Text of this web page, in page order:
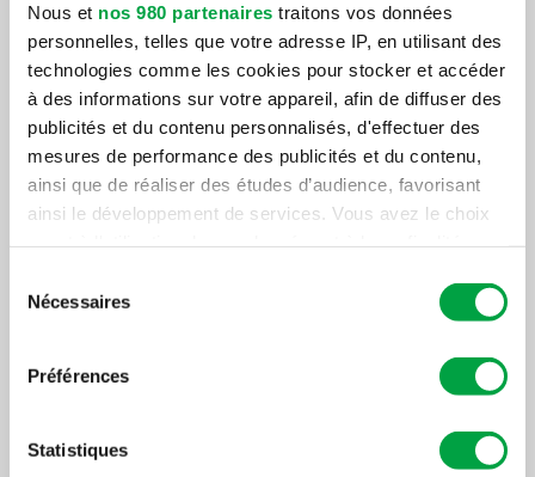
Nous et nos 980 partenaires traitons vos données
personnelles, telles que votre adresse IP, en utilisant des
technologies comme les cookies pour stocker et accéder
à des informations sur votre appareil, afin de diffuser des
publicités et du contenu personnalisés, d'effectuer des
mesures de performance des publicités et du contenu,
ainsi que de réaliser des études d’audience, favorisant
ainsi le développement de services. Vous avez le choix
tout moment en consultant la Déclaration relative aux
cookies ou en cliquant sur l'icône de confidentialité.
Pour en savoir plus sur le traitement de vos données
lasection « Détails »
. Vous pouvez modifier ou retirer
Nécessaires
Préférences
Statistiques
Voir le projet
neuve
Canadian
Mont-Laurier